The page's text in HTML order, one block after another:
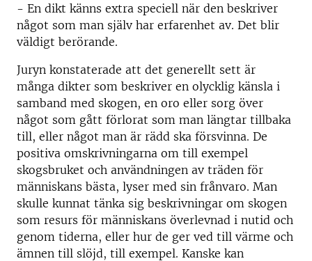
- En dikt känns extra speciell när den beskriver
något som man själv har erfarenhet av. Det blir
väldigt berörande.
Juryn konstaterade att det generellt sett är
många dikter som beskriver en olycklig känsla i
samband med skogen, en oro eller sorg över
något som gått förlorat som man längtar tillbaka
till, eller något man är rädd ska försvinna. De
positiva omskrivningarna om till exempel
skogsbruket och användningen av träden för
människans bästa, lyser med sin frånvaro. Man
skulle kunnat tänka sig beskrivningar om skogen
som resurs för människans överlevnad i nutid och
genom tiderna, eller hur de ger ved till värme och
ämnen till slöjd, till exempel. Kanske kan